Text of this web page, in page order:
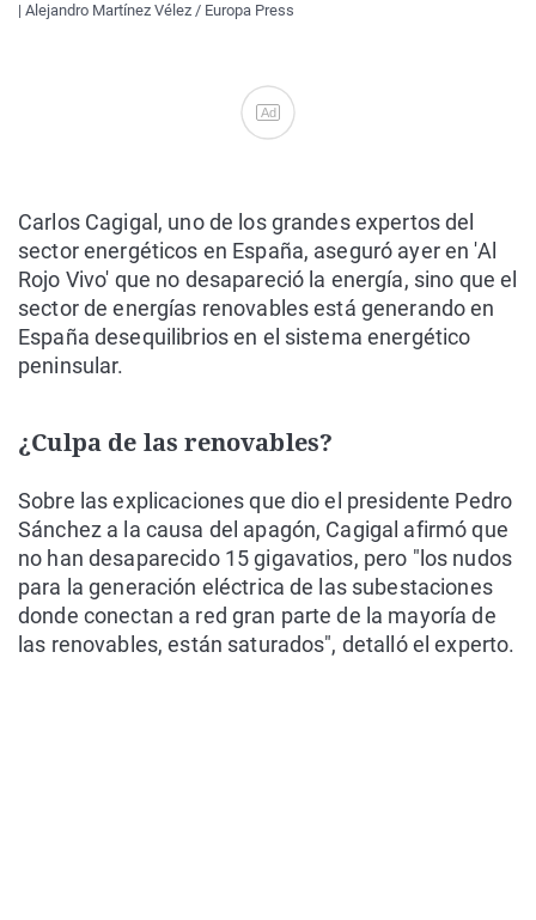
| Alejandro Martínez Vélez / Europa Press
Ad
Carlos Cagigal, uno de los grandes expertos del
sector energéticos en España, aseguró ayer en 'Al
Rojo Vivo' que no desapareció la energía, sino que el
sector de energías renovables está generando en
España desequilibrios en el sistema energético
peninsular.
¿Culpa de las renovables?
Sobre las explicaciones que dio el presidente Pedro
Sánchez a la causa del apagón, Cagigal afirmó que
no han desaparecido 15 gigavatios, pero "los nudos
para la generación eléctrica de las subestaciones
donde conectan a red gran parte de la mayoría de
las renovables, están saturados", detalló el experto.